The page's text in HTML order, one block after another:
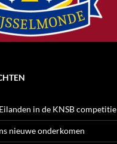
in de KNSB competitie
nieuwe onderkomen